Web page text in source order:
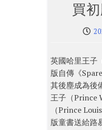
買
英國哈里王子
版自傳《
其後塵成為後
王子（Prince
（Prince
版童書送給路